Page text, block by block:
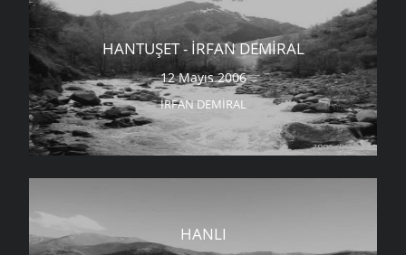
HANTUŞET - İRFAN DEMIRAL
12 Mayıs 2006
İRFAN DEMIRAL
HANLI